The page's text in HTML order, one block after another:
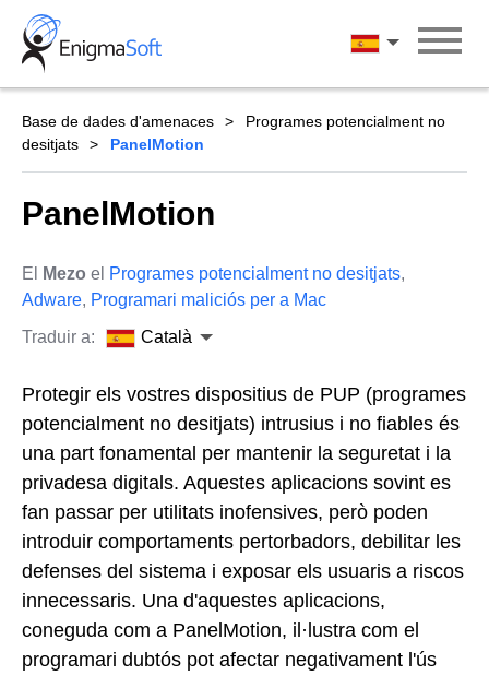
Skip
content
Català
Base de dades d'amenaces
Programes potencialment no
desitjats
PanelMotion
PanelMotion
El Mezo el Programes potencialment no desitjats,
Adware, Programari maliciós per a Mac
Traduir a:
Català
Protegir els vostres dispositius de PUP (programes
potencialment no desitjats) intrusius i no fiables és
una part fonamental per mantenir la seguretat i la
privadesa digitals. Aquestes aplicacions sovint es
fan passar per utilitats inofensives, però poden
introduir comportaments pertorbadors, debilitar les
defenses del sistema i exposar els usuaris a riscos
innecessaris. Una d'aquestes aplicacions,
coneguda com a PanelMotion, il·lustra com el
programari dubtós pot afectar negativament l'ús